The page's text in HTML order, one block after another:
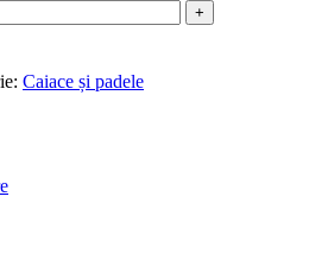
Caiace și padele